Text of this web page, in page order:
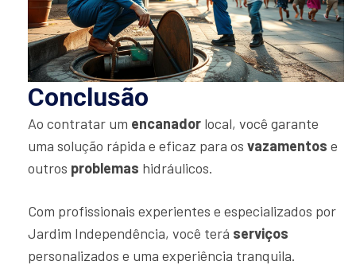
Conclusão
Ao contratar um encanador local, você garante
uma solução rápida e eficaz para os vazamentos e
outros problemas hidráulicos.
Com profissionais experientes e especializados por
Jardim Independência, você terá serviços
personalizados e uma experiência tranquila.